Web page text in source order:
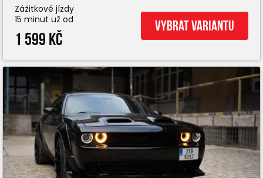
Zážitkové jízdy
15 minut už od
1 599 Kč
Vybrat variantu